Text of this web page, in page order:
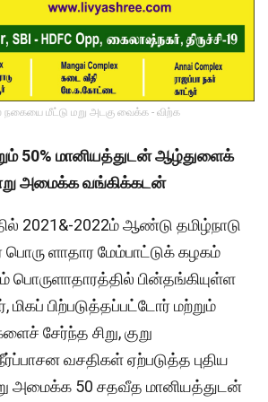
நகையை மீட்டு மறு அடகு வைக்க - விற்க
50% மானியத்துடன் ஆழ்துளைக்
அமைக்க வங்கிக்கடன்
2021&-2022ம் ஆண்டு தமிழ்நாடு
பொரு ளாதார மேம்பாட்டுக் கழகம்
பொருளாதாரத்தில் பின்தங்கியுள்ள
மிகப் பிற்படுத்தப்பட்டோர் மற்றும்
சேர்ந்த சிறு, குறு
வசதிகள் ஏற்படுத்த புதிய
அமைக்க 50 சதவீத மானியத்துடன்